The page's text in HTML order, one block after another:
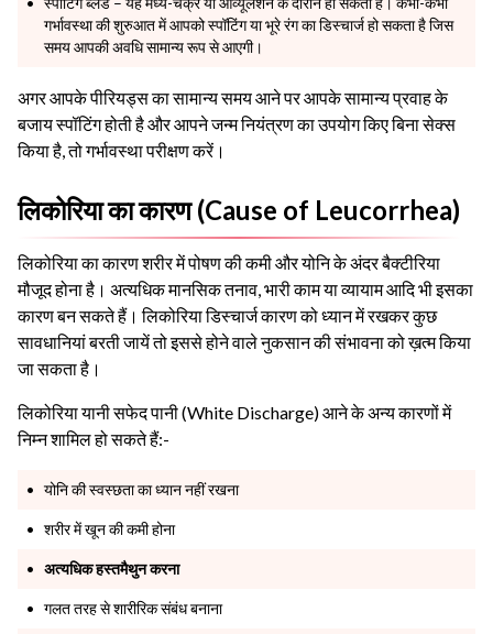
गर्भावस्था की शुरुआत में आपको स्पॉटिंग या भूरे रंग का डिस्चार्ज हो सकता है जिस
समय आपकी अवधि सामान्य रूप से आएगी।
अगर आपके पीरियड्स का सामान्य समय आने पर आपके सामान्य प्रवाह के
बजाय स्पॉटिंग होती है और आपने जन्म नियंत्रण का उपयोग किए बिना सेक्स
किया है, तो गर्भावस्था परीक्षण करें।
लिकोरिया का कारण (Cause of Leucorrhea)
लिकोरिया का कारण शरीर में पोषण की कमी और योनि के अंदर बैक्टीरिया
मौजूद होना है। अत्यधिक मानसिक तनाव, भारी काम या व्यायाम आदि भी इसका
कारण बन सकते हैं। लिकोरिया डिस्चार्ज कारण को ध्यान में रखकर कुछ
सावधानियां बरती जायें तो इससे होने वाले नुकसान की संभावना को ख़त्म किया
जा सकता है।
लिकोरिया यानी सफेद पानी (White Discharge) आने के अन्य कारणों में
निम्न शामिल हो सकते हैं:-
योनि की स्वस्छता का ध्यान नहीं रखना
शरीर में खून की कमी होना
अत्यधिक हस्तमैथुन करना
गलत तरह से शारीरिक संबंध बनाना